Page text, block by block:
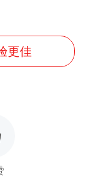
更佳